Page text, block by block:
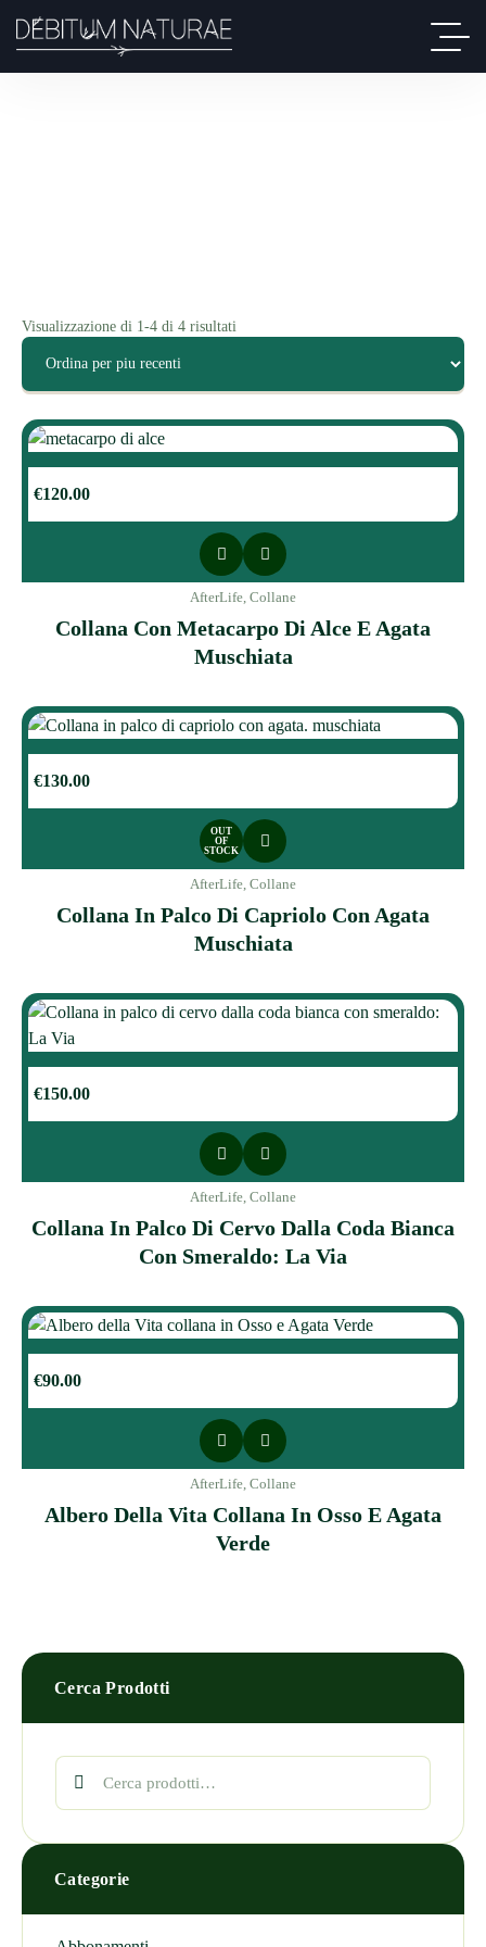
Cerca Prodotti
Categorie
Visualizzazione di 1-4 di 4 risultati
€120.00
AfterLife, Collane
Collana Con Metacarpo Di Alce E Agata
Muschiata
€130.00
OUT
OF
STOCK
AfterLife, Collane
Collana In Palco Di Capriolo Con Agata
Muschiata
€150.00
AfterLife, Collane
Collana In Palco Di Cervo Dalla Coda Bianca
Con Smeraldo: La Via
€90.00
AfterLife, Collane
Albero Della Vita Collana In Osso E Agata
Verde